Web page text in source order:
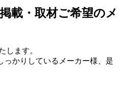
載・取材ご希望のメ
します。
っかりしているメーカー様、是